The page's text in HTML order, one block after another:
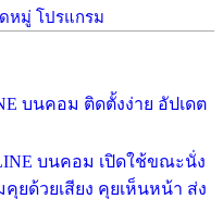
หมู่ โปรแกรม
บนคอม ติดตั้งง่าย อัปเดต
บนคอม เปิดใช้ขณะนั่ง
ยด้วยเสียง คุยเห็นหน้า ส่ง